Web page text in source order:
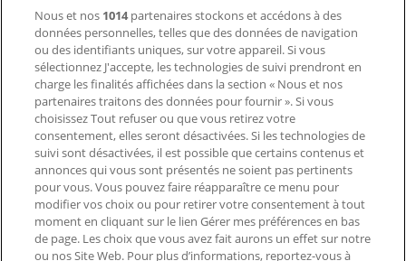
Contactez-nous
Demande marketing et professionnelle
Magasin mal situé sur la carte
Signaler un prospectus
Vous rencontrez un problème technique sur l’appli
ou le site?
Index
Nous et nos 1014partenaires stockons et accédons à des
données personnelles, telles que des données de navigation
ou des identifiants uniques, sur votre appareil. Si vous
sélectionnez J'accepte, les technologies de suivi prendront en
charge les finalités affichées dans la section « Nous et nos
partenaires traitons des données pour fournir ». Si vous
choisissez Tout refuser ou que vous retirez votre
consentement, elles seront désactivées. Si les technologies de
suivi sont désactivées, il est possible que certains contenus et
annonces qui vous sont présentés ne soient pas pertinents
pour vous. Vous pouvez faire réapparaître ce menu pour
modifier vos choix ou pour retirer votre consentement à tout
moment en cliquant sur le lien Gérer mes préférences en bas
de page. Les choix que vous avez fait aurons un effet sur notre
ou nos Site Web. Pour plus d’informations, reportez-vous à